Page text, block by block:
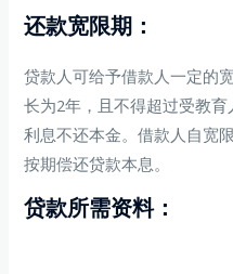
还款宽限期：
贷款人可给予借款人一定的
长为2年，且不得超过受教
利息不还本金。借款人自宽
按期偿还贷款本息。
贷款所需资料：